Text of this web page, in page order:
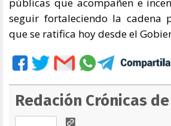
públicas que acompañen e
seguir fortaleciendo la cadena
que se ratifica hoy desde el
Redación Crónicas